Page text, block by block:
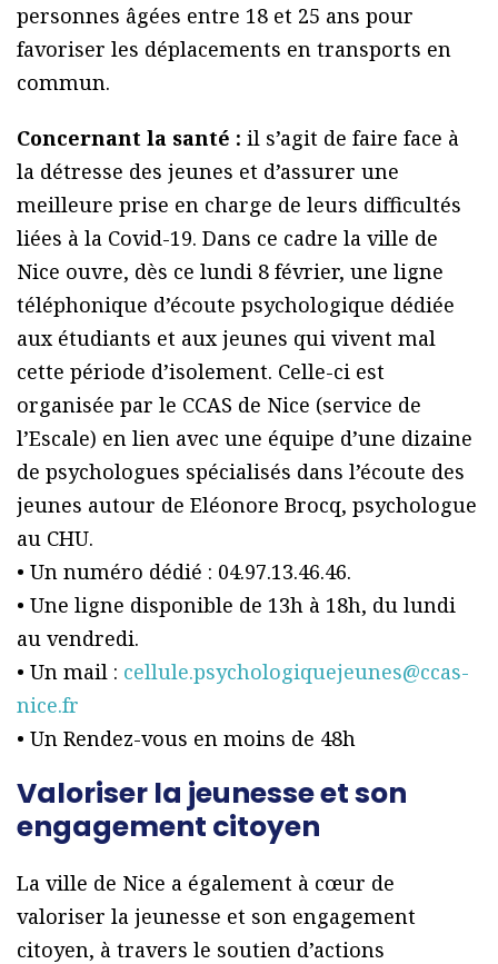
personnes âgées entre 18 et 25 ans pour
favoriser les déplacements en transports en
commun.
Concernant la santé : il s’agit de faire face à
la détresse des jeunes et d’assurer une
meilleure prise en charge de leurs difficultés
liées à la Covid-19. Dans ce cadre la ville de
Nice ouvre, dès ce lundi 8 février, une ligne
téléphonique d’écoute psychologique dédiée
aux étudiants et aux jeunes qui vivent mal
cette période d’isolement. Celle-ci est
organisée par le CCAS de Nice (service de
l’Escale) en lien avec une équipe d’une dizaine
de psychologues spécialisés dans l’écoute des
jeunes autour de Eléonore Brocq, psychologue
au CHU.
• Un numéro dédié : 04.97.13.46.46.
• Une ligne disponible de 13h à 18h, du lundi
au vendredi.
• Un mail : cellule.psychologiquejeunes@ccas-
nice.fr
• Un Rendez-vous en moins de 48h
Valoriser la jeunesse et son
engagement citoyen
La ville de Nice a également à cœur de
valoriser la jeunesse et son engagement
citoyen, à travers le soutien d’actions